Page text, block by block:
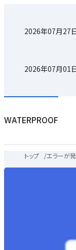
2026年07月27
2026年07月01
WATERPROOF
トップ /エラーが